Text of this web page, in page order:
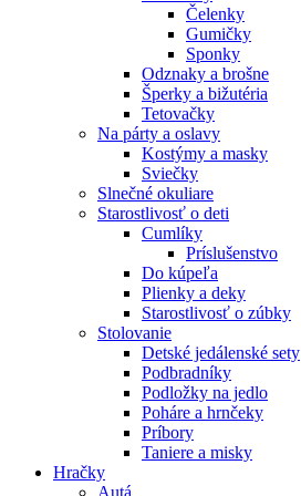
Čelenky
Gumičky
Sponky
Odznaky a brošne
Šperky a bižutéria
Tetovačky
Na párty a oslavy
Kostýmy a masky
Sviečky
Slnečné okuliare
Starostlivosť o deti
Cumlíky
Príslušenstvo
Do kúpeľa
Plienky a deky
Starostlivosť o zúbky
Stolovanie
Detské jedálenské sety
Podbradníky
Podložky na jedlo
Poháre a hrnčeky
Príbory
Taniere a misky
Hračky
Autá